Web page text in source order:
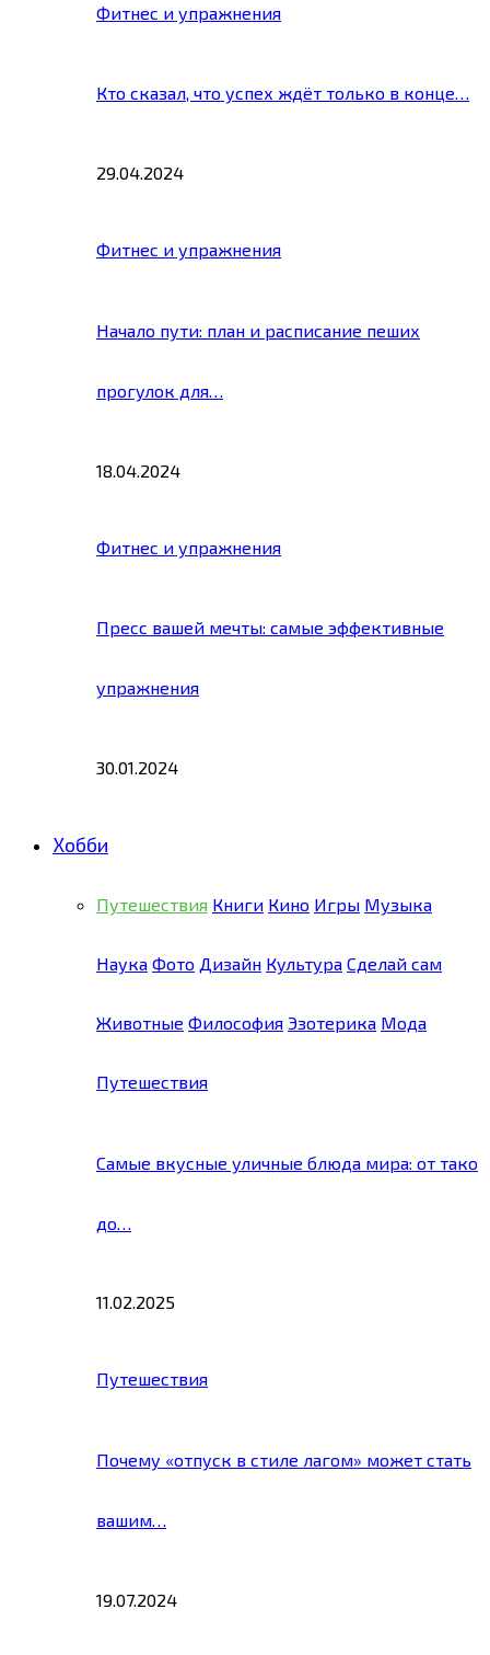
Фитнес и упражнения
Кто сказал, что успех ждёт только в конце…
29.04.2024
Фитнес и упражнения
Начало пути: план и расписание пеших
прогулок для…
18.04.2024
Фитнес и упражнения
Пресс вашей мечты: самые эффективные
упражнения
30.01.2024
Хобби
Путешествия Книги Кино Игры Музыка
Наука Фото Дизайн Культура Сделай сам
Животные Философия Эзотерика Мода
Путешествия
Самые вкусные уличные блюда мира: от тако
до…
11.02.2025
Путешествия
Почему «отпуск в стиле лагом» может стать
вашим…
19.07.2024